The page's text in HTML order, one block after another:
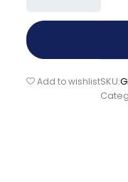
Add to wishlistSKU: